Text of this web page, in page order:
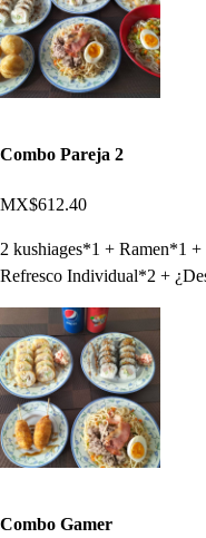
Combo Pareja 2
MX$612.40
2 kushiages*1 + Ramen*1
Refresco Individual*2 +
Combo Gamer